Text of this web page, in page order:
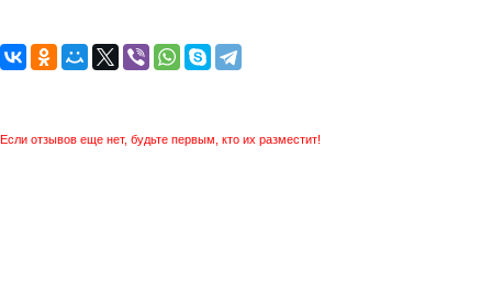
Если отзывов еще нет, будьте первым, кто их разместит!